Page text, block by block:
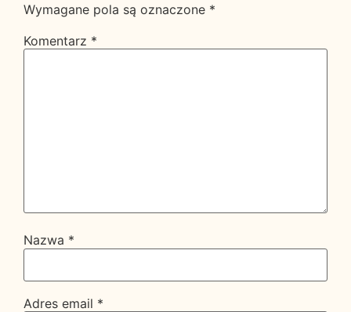
Wymagane pola są oznaczone *
Komentarz *
Nazwa *
Adres email *